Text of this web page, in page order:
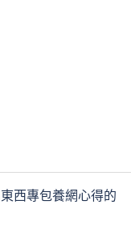
西專包養網心得的